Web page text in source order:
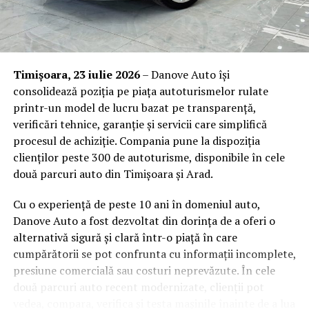
instruite
formalitate bifată pe lista de conformitate. Are efecte
măsurabile asupra modului în care funcționează
organizația și asupra oamenilor din ea.
Răspuns rapid și competentla incidente, ceea ce
reduce gravitatea consecințelor și, implicit,
perioadele de absență medicală.
Conformitate cu obligațiile de securitate și
sănătate în muncă, care impun angajatorului să
asigure măsuri de prim ajutor și personal desemnat
pentru acordarea acestuia.
Reducerea răspunderii juridiceîn cazul unui
Timișoara, 23 iulie 2026– Danove Auto își
consolidează poziția pe piața autoturismelor rulate
printr-un model de lucru bazat pe transparență,
verificări tehnice, garanție și servicii care simplifică
procesul de achiziție. Compania pune la dispoziția
clienților peste 300 de autoturisme, disponibile în cele
două parcuri auto din Timișoara și Arad.
Cu o experiență de peste 10 ani în domeniul auto,
Danove Auto a fost dezvoltat din dorința de a oferi o
alternativă sigură și clară într-o piață în care
cumpărătorii se pot confrunta cu informații incomplete,
presiune comercială sau costuri neprevăzute. În cele
două parcuri auto recent modernizate, clienții pot